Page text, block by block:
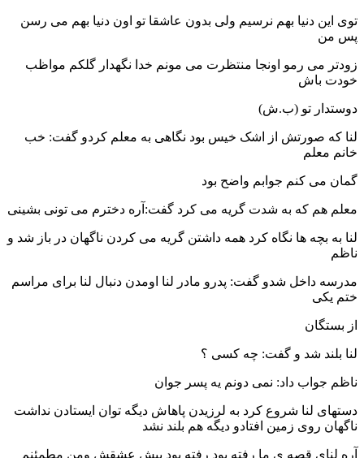
توی این دنیا بهم نرسیم ولی بدون عاشقا تو اون دنیا بهم می رسن
پس من
زودتر می رمو اونجا منتظرت می مونم خدا نگهدار گلکم مواظب
خودت باش
دوستدار تو (ب.ش)
لنا که صورتش از اشک خیس بود نگاهی به معلم کردو گفت: خب
خانم معلم
گمان می کنم جوابم واضح بود
معلم هم که به شدت گریه می کرد گفت:آره دخترم می تونی بشینی
لنا به بچه ها نگاه کرد همه داشتن گریه می کردن ناگهان در باز شد و
ناظم
مدرسه داخل شدو گفت: پدرو مادر لنا اومدن دنبال لنا برای مراسم
ختم یکی
از بستگان
لنا بلند شد و گفت: چه کسی ؟
ناظم جواب داد: نمی دونم یه پسر جوان
دستهای لنا شروع کرد به لرزیدن پاهاش دیگه توان ایستادن نداشت
ناگهان روی زمین افتادو دیگه هم بلند نشد
آره لنای قصه ی ما رفته بود رفته بود پیش عشقش ومن مطمئنم